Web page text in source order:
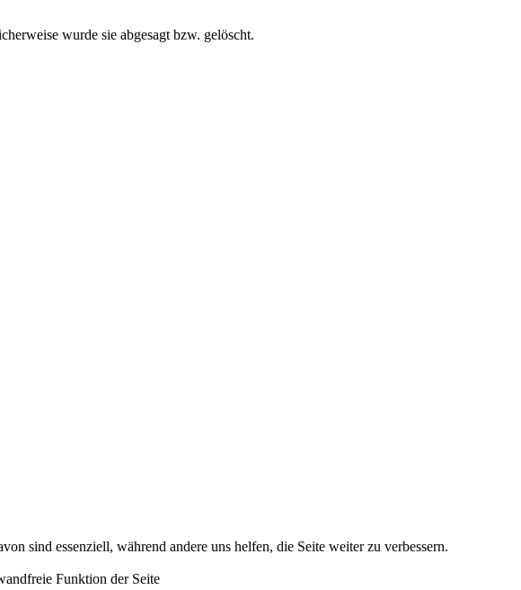
wurde sie abgesagt bzw. gelöscht.
sind essenziell, während andere uns helfen, die Seite weiter zu verbessern.
Funktion der Seite